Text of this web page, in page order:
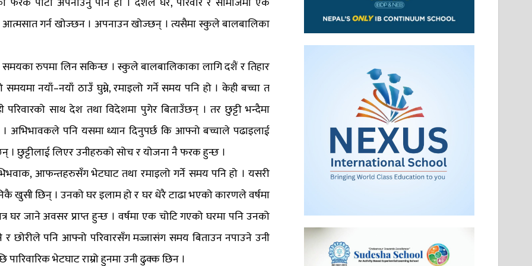
गर्न खोज्छन । अपनाउन खोज्छन् । त्यसैमा स्कुले बालबालिका
रुपमा लिन सकिन्छ । स्कुले बालबालिकाका लागि दशैं र तिहार
नयाँ–नयाँ ठाउँ घुम्ने, रमाइलो गर्ने समय पनि हो । केही बच्चा त
साथ देश तथा विदेशमा पुगेर बिताउँछन् । तर छुट्टी भन्दैमा
अभिभावकले पनि यसमा ध्यान दिनुपर्छ कि आफ्नो बच्चाले पढाइलाई
। छुट्टीलाई लिएर उनीहरुको सोच र योजना नै फरक हुन्छ ।
आफन्तहरुसँग भेटघाट तथा रमाइलो गर्ने समय पनि हो । यसरी
खुसी छिन् । उनको घर इलाम हो र घर धेरै टाढा भएको कारणले वर्षमा
जाने अवसर प्राप्त हुन्छ । वर्षमा एक चोटि गएको घरमा पनि उनको
छोरीले पनि आफ्नो परिवारसँग मज्जासंग समय बिताउन नपाउने उनी
भेटघाट राम्रो हुनमा उनी ढुक्क छिन ।